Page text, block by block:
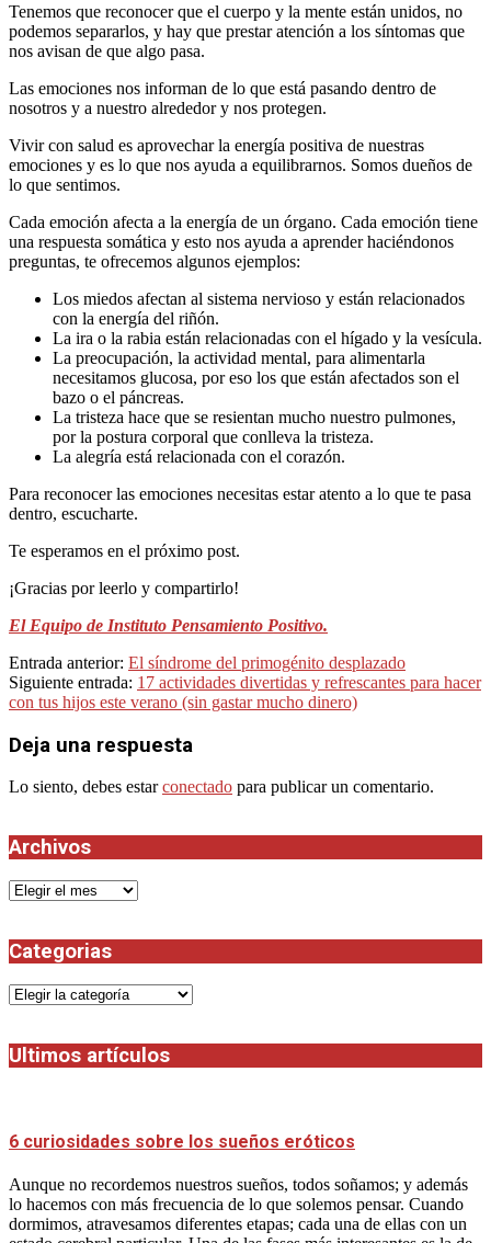
Tenemos que reconocer que el cuerpo y la mente están unidos, no
podemos separarlos, y hay que prestar atención a los síntomas que
nos avisan de que algo pasa.
Las emociones nos informan de lo que está pasando dentro de
nosotros y a nuestro alrededor y nos protegen.
Vivir con salud es aprovechar la energía positiva de nuestras
emociones y es lo que nos ayuda a equilibrarnos. Somos dueños de
lo que sentimos.
Cada emoción afecta a la energía de un órgano. Cada emoción tiene
una respuesta somática y esto nos ayuda a aprender haciéndonos
preguntas, te ofrecemos algunos ejemplos:
Los miedos afectan al sistema nervioso y están relacionados
con la energía del riñón.
La ira o la rabia están relacionadas con el hígado y la vesícula.
La preocupación, la actividad mental, para alimentarla
necesitamos glucosa, por eso los que están afectados son el
bazo o el páncreas.
La tristeza hace que se resientan mucho nuestro pulmones,
por la postura corporal que conlleva la tristeza.
La alegría está relacionada con el corazón.
Para reconocer las emociones necesitas estar atento a lo que te pasa
dentro, escucharte.
Te esperamos en el próximo post.
¡Gracias por leerlo y compartirlo!
El Equipo de Instituto Pensamiento Positivo.
2022-
07-
23
Entrada anterior: El síndrome del primogénito desplazado
Siguiente entrada: 17 actividades divertidas y refrescantes para hacer
con tus hijos este verano (sin gastar mucho dinero)
Deja una respuesta
Lo siento, debes estarconectado para publicar un comentario.
Archivos
Archivos
Categorias
Categorias
Ultimos artículos
6 curiosidades sobre los sueños eróticos
Aunque no recordemos nuestros sueños, todos soñamos; y además
lo hacemos con más frecuencia de lo que solemos pensar. Cuando
dormimos, atravesamos diferentes etapas; cada una de ellas con un